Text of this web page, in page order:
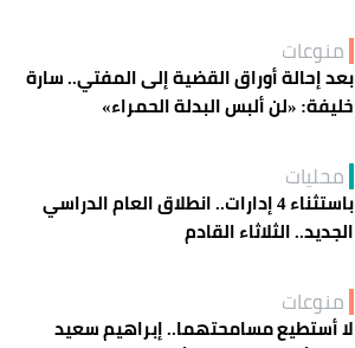
منوعات
بعد إحالة أوراق القضية إلى المفتي.. سارة
خليفة: «لن ألبس البدلة الحمراء»
محليات
باستثناء 4 إدارات.. انطلاق العام الدراسي
الجديد.. الثلاثاء القادم
منوعات
لا أستطيع مسامحتهما.. إبراهيم سعيد